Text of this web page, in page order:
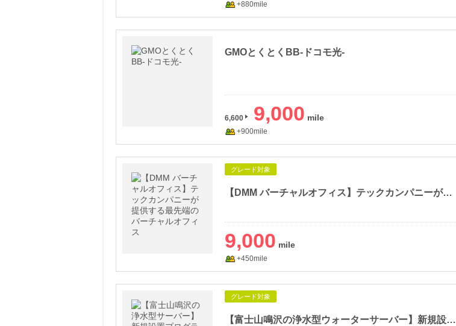
+880mile
GMOとくとくBB-ドコモ光-
6,600 9,000
+900mile
グレード対象
【DMM バーチャルオフィス】テックカンパニーが提供する最先端のバーチャルオフィス
9,000
+450mile
グレード対象
【富士山鳴沢の浄水型ウォーターサーバー】新規設置プログラム